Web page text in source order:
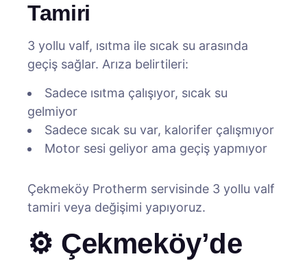
Tamiri
3 yollu valf, ısıtma ile sıcak su arasında
geçiş sağlar. Arıza belirtileri:
Sadece ısıtma çalışıyor, sıcak su
gelmiyor
Sadece sıcak su var, kalorifer çalışmıyor
Motor sesi geliyor ama geçiş yapmıyor
Çekmeköy Protherm servisinde 3 yollu valf
tamiri veya değişimi yapıyoruz.
⚙️ Çekmeköy’de